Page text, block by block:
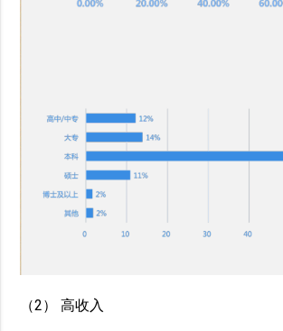
（2） 高收入